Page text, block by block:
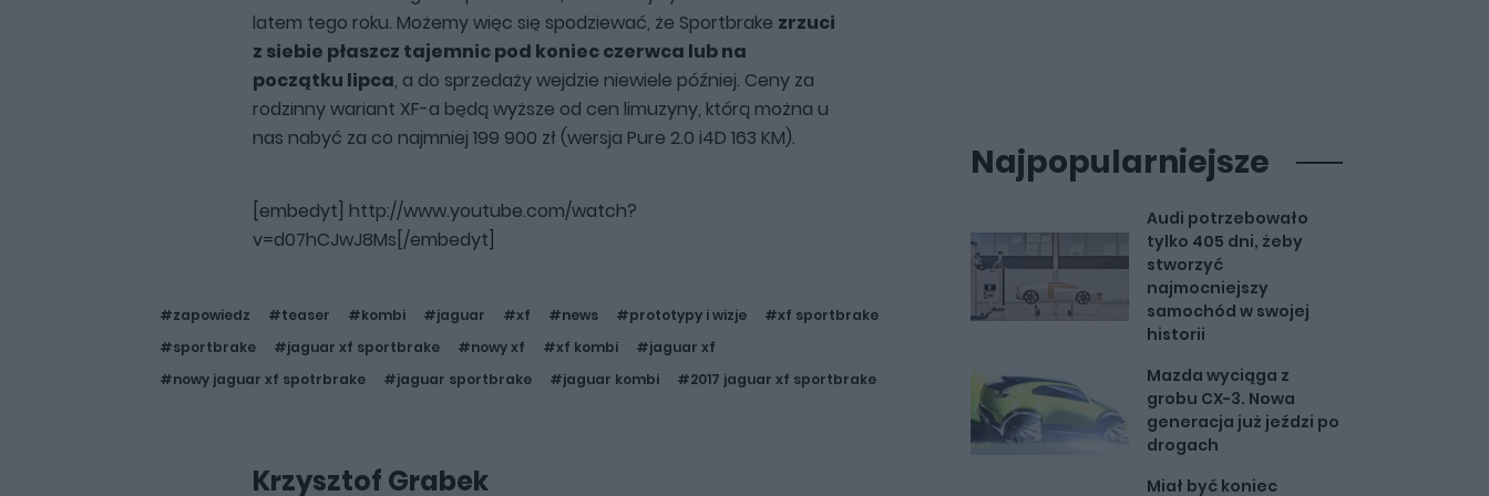
latem tego roku. Możemy więc się spodziewać, że Sportbrake zrzuci
z siebie płaszcz tajemnic pod koniec czerwca lub na
początku lipca, a do sprzedaży wejdzie niewiele później. Ceny za
rodzinny wariant XF-a będą wyższe od cen limuzyny, którą można u
nas nabyć za co najmniej 199 900 zł (wersja Pure 2.0 i4D 163 KM).
[embedyt] http://www.youtube.com/watch?
v=d07hCJwJ8Ms[/embedyt]
#zapowiedz #teaser #kombi #jaguar #xf #news #prototypy i wizje
#xf sportbrake
#sportbrake
#jaguar xf sportbrake #nowy xf #xf kombi
#jaguar xf
#nowy jaguar xf spotrbrake
#jaguar sportbrake #jaguar kombi #2017 jaguar xf sportbrake
Krzysztof Grabek
Najpopularniejsze
Audi potrzebowało
tylko 405 dni, żeby
stworzyć
najmocniejszy
samochód w swojej
historii
Mazda wyciąga z
grobu CX-3. Nowa
generacja już jeździ po
drogach
Miał być koniec